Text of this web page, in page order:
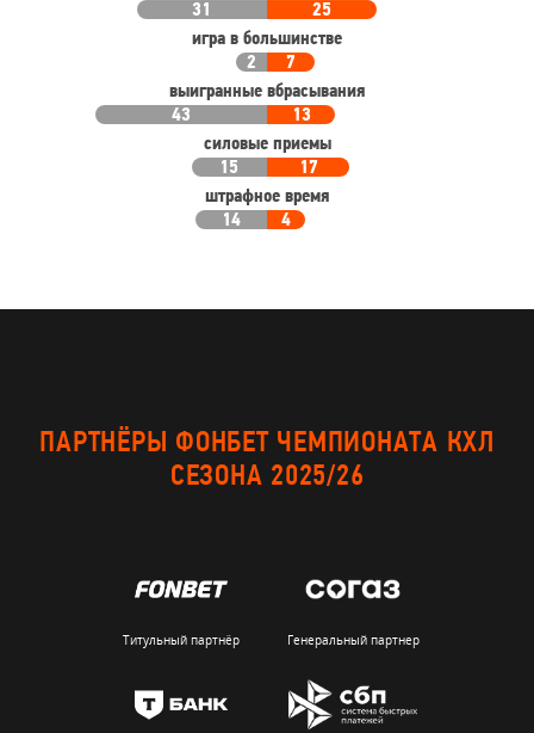
31
25
игра в большинстве
2
7
выигранные вбрасывания
43
13
силовые приемы
15
17
штрафное время
14
4
ПАРТНЁРЫ ФОНБЕТ ЧЕМПИОНАТА КХЛ
СЕЗОНА 2025/26
Титульный партнёр Генеральный партнер